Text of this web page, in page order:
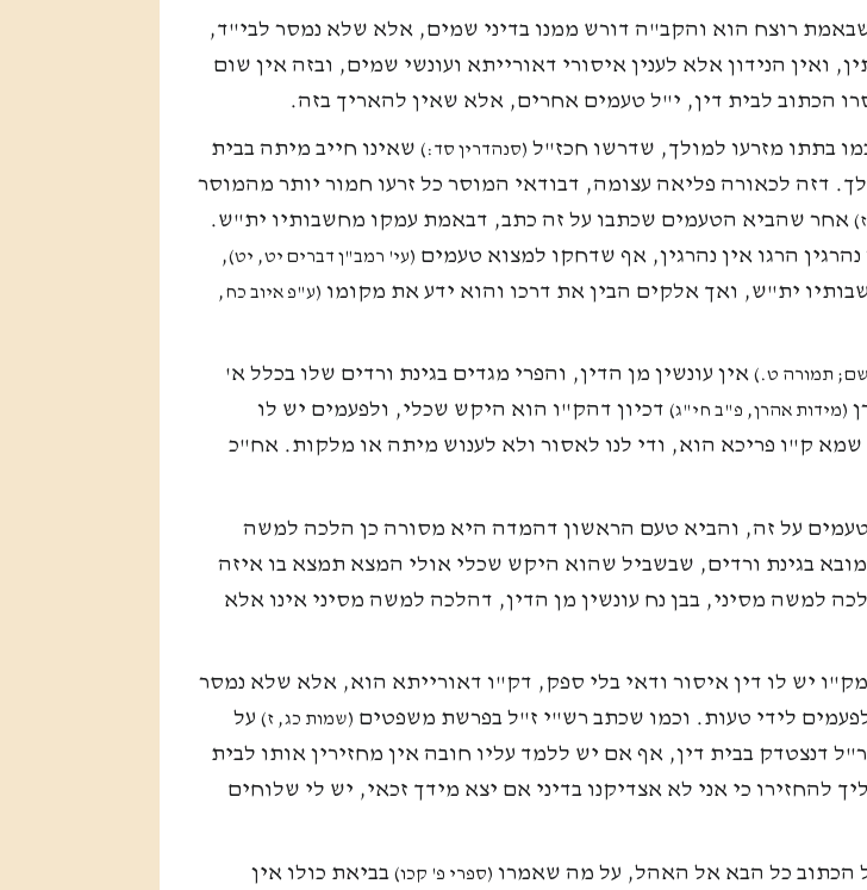
רוצח הוא והקב"ה דורש ממנו בדיני שמים, אלא שלא נמסר לבי"ד,
ואין הנידון אלא לענין איסורי דאורייתא ועונשי שמים, ובזה אין שום
הכתוב לבית דין, י"ל טעמים אחרים, אלא שאין להאריך בזה.
בתתו מזרעו למולך, שדרשו חכז"ל (סנהדרין סד:) שאינו חייב מיתה בבית
דזה לכאורה פליאה עצומה, דבודאי המוסר כל זרעו חמור יותר מהמוסר
אחר שהביא הטעמים שכתבו על זה כתב, דבאמת עמקו מחשבותיו ית"ש.
נהרגין הרגו אין נהרגין, אף שדחקו למצוא טעמים (עי' רמב"ן דברים יט, יט),
ית"ש, ואך אלקים הבין את דרכו והוא ידע את מקומו (ע"פ איוב כח,
שם; תמורה ט.) אין עונשין מן הדין, והפרי מגדים בגינת ורדים שלו בכלל א'
(מידות אהרן, פ"ב חי"ג) דכיון דהק"ו הוא היקש שכלי, ולפעמים יש לו
שמא ק"ו פריכא הוא, ודי לנו לאסור ולא לענוש מיתה או מלקות. אח"כ
טעמים על זה, והביא טעם הראשון דהמדה היא מסורה כן הלכה למשה
בגינת ורדים, שבשביל שהוא היקש שכלי אולי המצא תמצא בו איזה
למשה מסיני, בבן נח עונשין מן הדין, דהלכה למשה מסיני אינו אלא
יש לו דין איסור ודאי בלי ספק, דק"ו דאורייתא הוא, אלא שלא נמסר
לידי טעות. וכמו שכתב רש"י ז"ל בפרשת משפטים (שמות כג, ז) על
דנצטדק בבית דין, אף אם יש ללמד עליו חובה אין מחזירין אותו לבית
להחזירו כי אני לא אצדיקנו בדיני אם יצא מידך זכאי, יש לי שלוחים
הכתוב כל הבא אל האהל, על מה שאמרו (ספרי פ' קכו) בביאת כולו אין